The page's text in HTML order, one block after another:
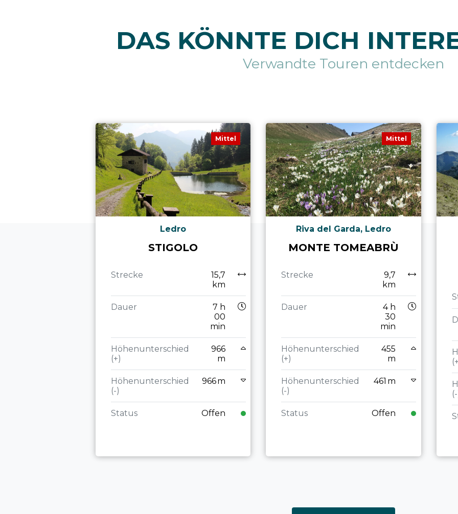
DAS KÖNNTE DICH
Verwandte Touren entdecken
Mittel
Ledro
STIGOLO
Strecke
15,7
km
Dauer
7 h
00
min
Höhenunterschied
(+)
966
m
Höhenunterschied
(-)
966 m
Status Offen
Mittel
Riva del Garda, Ledro
MONTE TOMEABRÙ
Strecke
9,7
km
Dauer
4 h
30
min
Höhenunterschied
(+)
455
m
Höhenunterschied
(-)
461 m
Status Offen